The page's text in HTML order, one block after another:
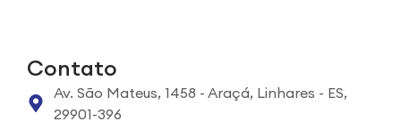
Contato
Av. São Mateus, 1458 - Araçá, Linhares - ES,
29901-396